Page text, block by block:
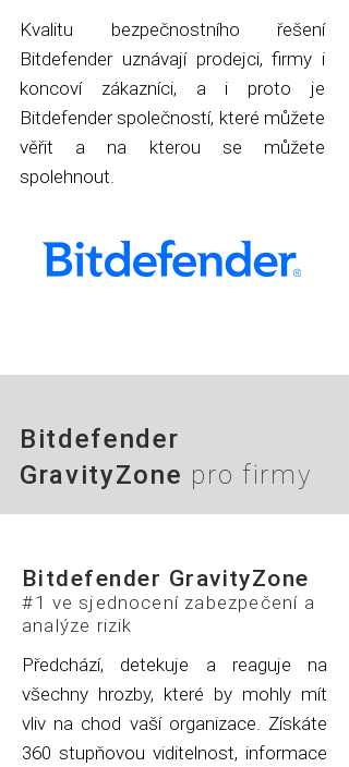
Kvalitu bezpečnostního řešení
Bitdefender uznávají prodejci, firmy i
koncoví zákazníci, a i proto je
Bitdefender společností, které můžete
věřit a na kterou se můžete
spolehnout.
Bitdefender
GravityZone pro firmy
Bitdefender GravityZone
#1 ve sjednocení zabezpečení a
analýze rizik
Předchází, detekuje a reaguje na
všechny hrozby, které by mohly mít
vliv na chod vaší organizace. Získáte
360 stupňovou viditelnost, informace